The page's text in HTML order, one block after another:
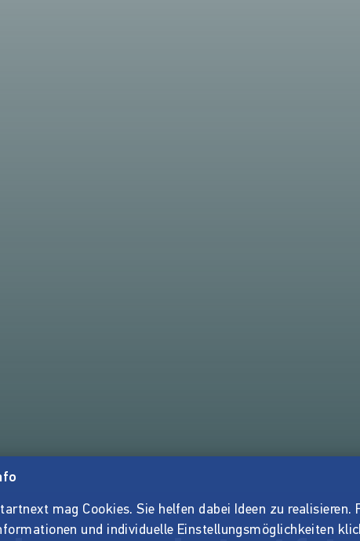
mag Cookies. Sie helfen dabei Ideen zu realisieren.
und individuelle Einstellungsmöglichkeiten